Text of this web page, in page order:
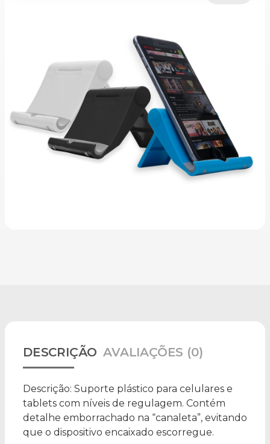
DESCRIÇÃO AVALIAÇÕES (0)
Descrição: Suporte plástico para celulares e
tablets com níveis de regulagem. Contém
detalhe emborrachado na “canaleta”, evitando
que o dispositivo encaixado escorregue.